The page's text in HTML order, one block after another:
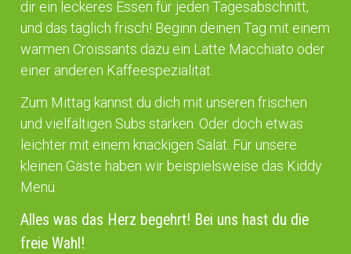
dir ein leckeres Essen für jeden Tagesabschnitt,
und das täglich frisch! Beginn deinen Tag mit einem
warmen Croissants dazu ein Latte Macchiato oder
einer anderen Kaffeespezialität.
Zum Mittag kannst du dich mit unseren frischen
und vielfältigen Subs stärken. Oder doch etwas
leichter mit einem knackigen Salat. Für unsere
kleinen Gäste haben wir beispielsweise das Kiddy
Menü.
Alles was das Herz begehrt! Bei uns hast du die
freie Wahl!